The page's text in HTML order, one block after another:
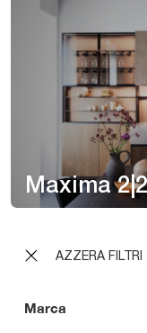
AZZERA FILTRI
Marca
Maxima